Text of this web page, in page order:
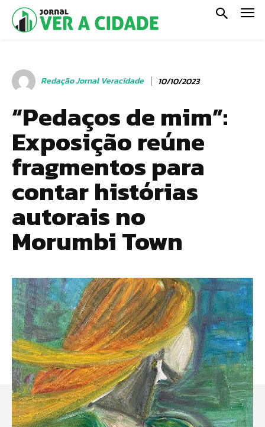
Redação Jornal Veracidade 10/10/2023
“Pedaços de mim”:
Exposição reúne
fragmentos para
contar histórias
autorais no
Morumbi Town